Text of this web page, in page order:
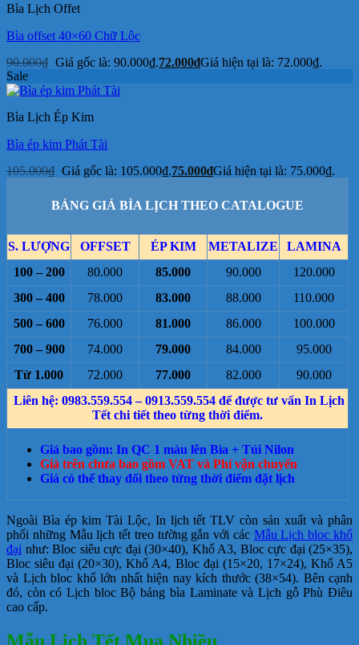
Bìa Lịch Offet
Bìa offset 40×60 Chữ Lộc
90.000₫ Giá gốc là: 90.000₫.72.000₫Giá hiện tại là: 72.000₫.
Sale
Bìa Lịch Ép Kim
Bìa ép kim Phát Tài
105.000₫ Giá gốc là: 105.000₫.75.000₫Giá hiện tại là: 75.000₫.
BẢNG GIÁ BÌA LỊCH THEO CATALOGUE
S. LƯỢNG OFFSET ÉP KIM METALIZE
LAMINA
100 – 200
80.000 85.000 90.000
120.000
300 – 400
78.000 83.000 88.000
110.000
500 – 600
76.000 81.000 86.000
100.000
700 – 900
74.000 79.000 84.000
95.000
Từ 1.000
72.000 77.000 82.000
90.000
Liên hệ: 0983.559.554 – 0913.559.554 để được tư vấn In Lịch
Tết chi tiết theo từng thời điểm.
Giá bao gồm: In QC 1 màu lên Bìa + Túi Nilon
Giá trên chưa bao gồm VAT và Phí vận chuyển
Giá có thể thay đổi theo từng thời điểm đặt lịch
Ngoài Bìa ép kim Tài Lộc, In lịch tết TLV còn sản xuất và phân
phối những Mẫu lịch tết treo tường gắn với các Mẫu Lịch bloc khổ
đại như: Bloc siêu cực đại (30×40), Khổ A3, Bloc cực đại (25×35),
Bloc siêu đại (20×30), Khổ A4, Bloc đại (15×20, 17×24), Khổ A5
và Lịch bloc khổ lớn nhất hiện nay kích thước (38×54). Bên cạnh
đó, còn có Lịch bloc Bộ bảng bìa Laminate và Lịch gỗ Phù Điêu
cao cấp.